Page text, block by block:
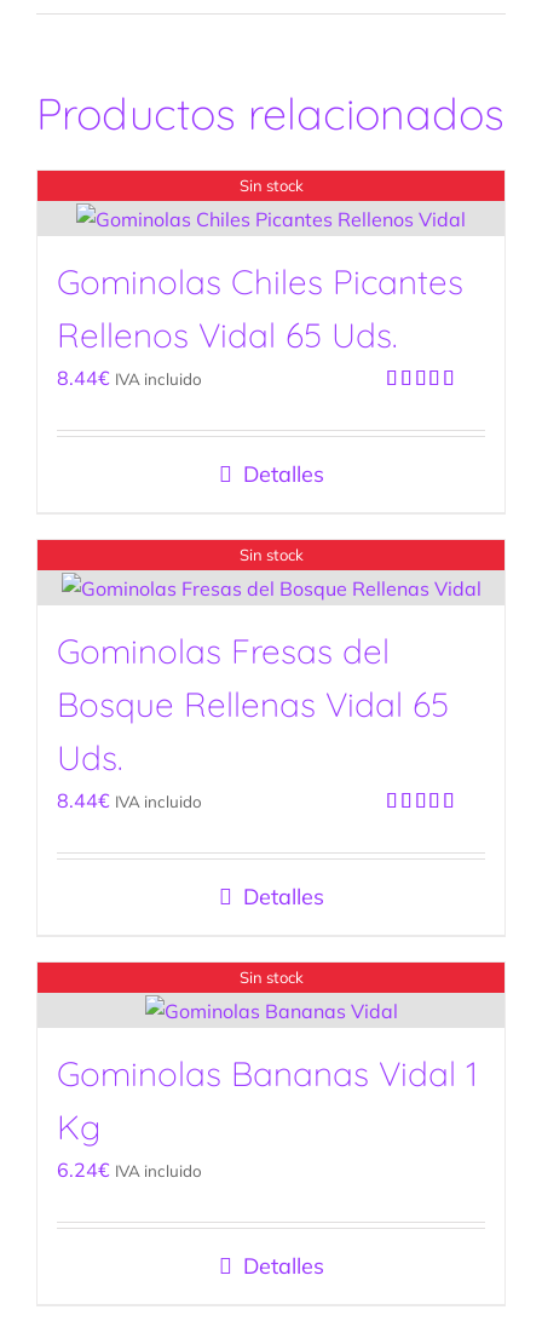
Productos relacionados
Sin stock
Gominolas Chiles Picantes
Rellenos Vidal 65 Uds.
con5.00de
8.44€ IVA incluido
Detalles
Sin stock
Gominolas Fresas del
Bosque Rellenas Vidal 65
Uds.
con5.00de
8.44€ IVA incluido
Detalles
Sin stock
Gominolas Bananas Vidal 1
Kg
6.24€ IVA incluido
Detalles